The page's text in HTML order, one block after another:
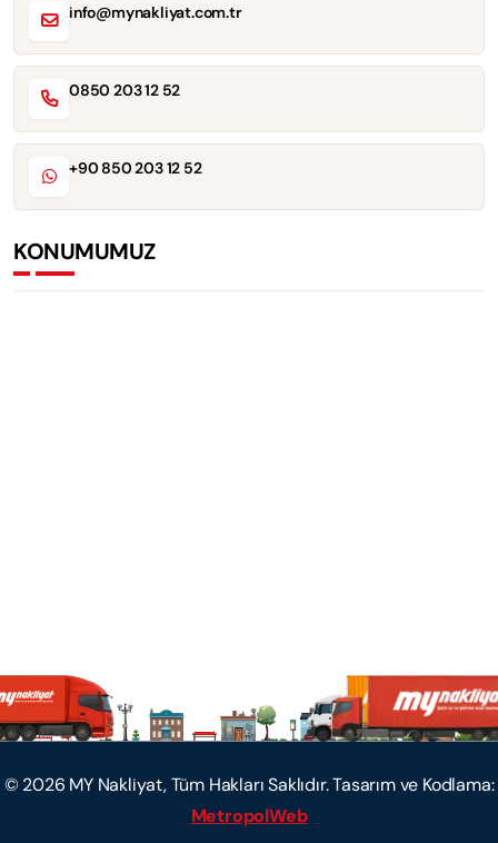
info@mynakliyat.com.tr
0850 203 12 52
+90 850 203 12 52
KONUMUMUZ
© 2026 MY Nakliyat, Tüm Hakları Saklıdır. Tasarım ve Kodlama:
MetropolWeb